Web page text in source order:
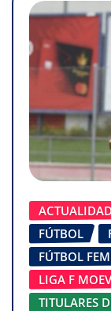
ACTUALIDAD
FÚTBOL
FÚTBOL
LIGA F
TITULARES